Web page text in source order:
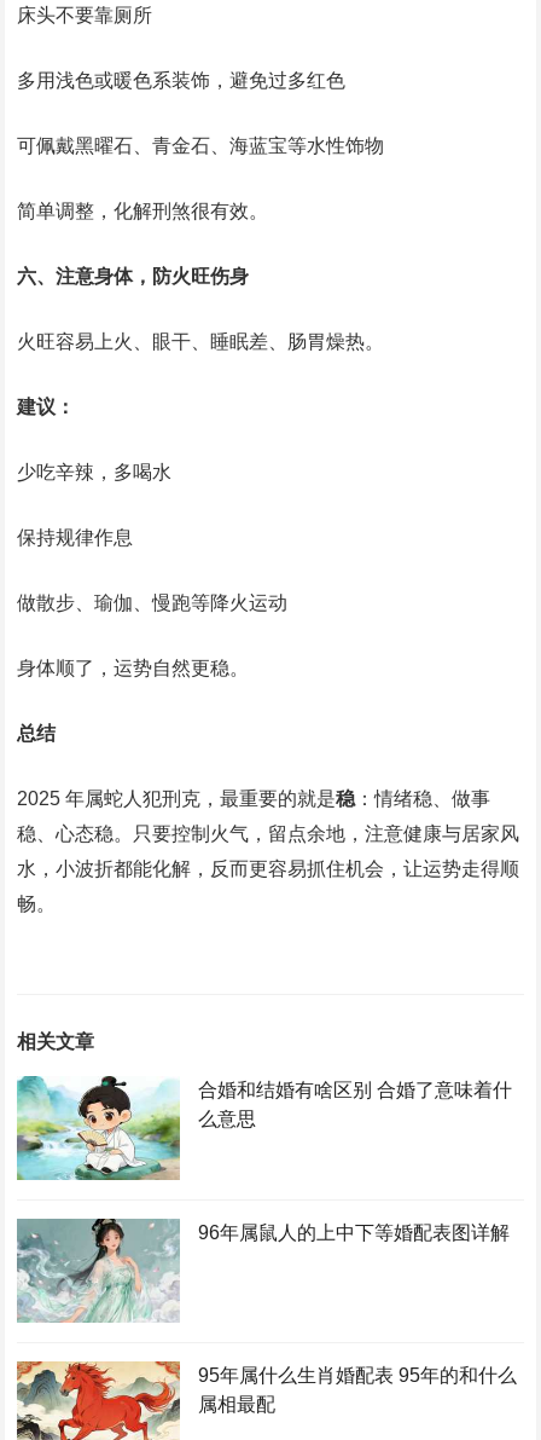
床头不要靠厕所
多用浅色或暖色系装饰，避免过多红色
可佩戴黑曜石、青金石、海蓝宝等水性饰物
简单调整，化解刑煞很有效。
六、注意身体，防火旺伤身
火旺容易上火、眼干、睡眠差、肠胃燥热。
建议：
少吃辛辣，多喝水
保持规律作息
做散步、瑜伽、慢跑等降火运动
身体顺了，运势自然更稳。
总结
2025 年属蛇人犯刑克，最重要的就是稳 ：情绪稳、做事
稳、心态稳。只要控制火气，留点余地，注意健康与居家风
水，小波折都能化解，反而更容易抓住机会，让运势走得顺
畅。
相关文章
合婚和结婚有啥区别 合婚了意味着什
么意思
96年属鼠人的上中下等婚配表图详解
95年属什么生肖婚配表 95年的和什么
属相最配